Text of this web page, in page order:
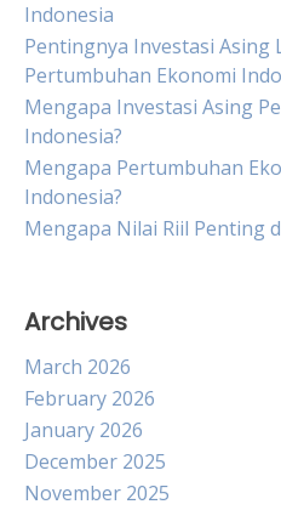
Indonesia
Pentingnya Investasi
Pertumbuhan Ekonomi
Mengapa Investasi Asing
Indonesia?
Mengapa Pertumbuhan
Indonesia?
Mengapa Nilai Riil Penting
Archives
March 2026
February 2026
January 2026
December 2025
November 2025